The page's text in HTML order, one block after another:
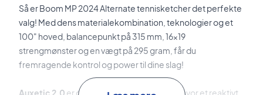
Så er Boom MP 2024 Alternate tennisketcher det perfekte
valg! Med dens materialekombination, teknologier og et
100" hoved, balancepunkt på 315 mm, 16x19
strengmønster og en vægt på 295 gram, får du
fremragende kontrol og power til dine slag!
Auxetic 2.0 er den opdaterede teknologi, hvor et reaktivt